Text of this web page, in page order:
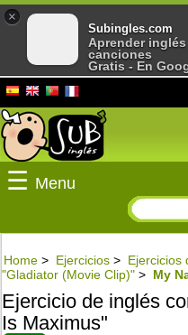
☰ Menu
Home > Ejercicios > Ejercicios
"Gladiator (Movie Clip)" > My
Ejercicio de inglés
Is Maximus"
×
Subingles.com
Aprender
canciones
Gratis - En